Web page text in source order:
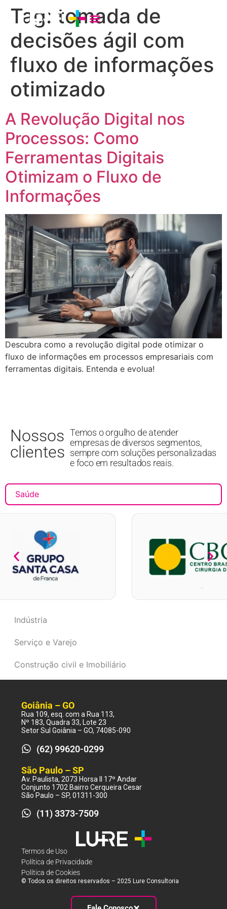
Tag: tomada de
decisões ágil com
fluxo de informações
otimizado
A Revolução Digital nos
Processos: Como
Ferramentas Digitais
Otimizam o Fluxo de
Informações
Descubra como a revolução digital pode otimizar o
fluxo de informações em processos empresariais com
ferramentas digitais. Entenda e evolua!
Nossos
clientes
Temos o orgulho de atender
empresas de diversos segmentos,
sempre com soluções personalizadas
e foco em resultados reais.
Saúde
Indústria
Serviço e Varejo
Construção civil e Imobiliário
Termos de Uso
Política de Privacidade
Política de Cookies
© Todos os direitos reservados – 2025 Lure Consultoria
Goiânia – GO
Rua 109, esq. com a Rua 113,
Nº 183, Quadra 33, Lote 23
Setor Sul Goiânia – GO, 74085-090
(62) 99620-0299
São Paulo – SP
Av. Paulista, 2073 Horsa II 17º Andar
Conjunto 1702 Bairro Cerqueira Cesar
São Paulo – SP, 01311-300
(11) 3373-7509